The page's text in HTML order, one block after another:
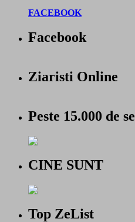
FACEBOOK
Facebook
Ziaristi Online
Peste 15.000 de
CINE SUNT
Top ZeList